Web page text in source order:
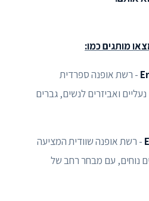
- רשת אופנה ספרדית
ואביזרים לנשים, גברים
- רשת אופנה שוודית המציעה
נוחים, עם מבחר רחב של